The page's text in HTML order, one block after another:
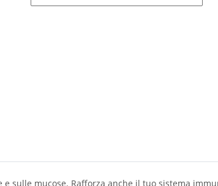
sulle mucose. Rafforza anche il tuo sistema